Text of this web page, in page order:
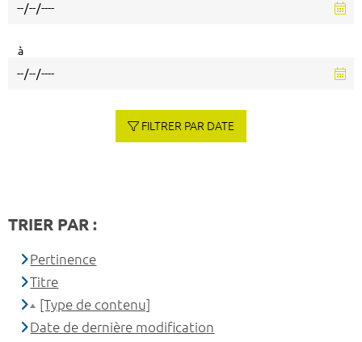
à
FILTRER PAR DATE
TRIER PAR :
Pertinence
Titre
[Type de contenu]
Date de dernière modification